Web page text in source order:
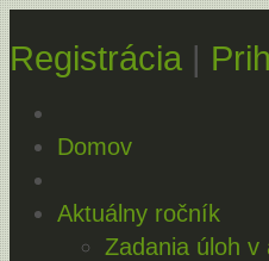
Registrácia |
Domov
Aktuálny ročník
Zadania úloh v